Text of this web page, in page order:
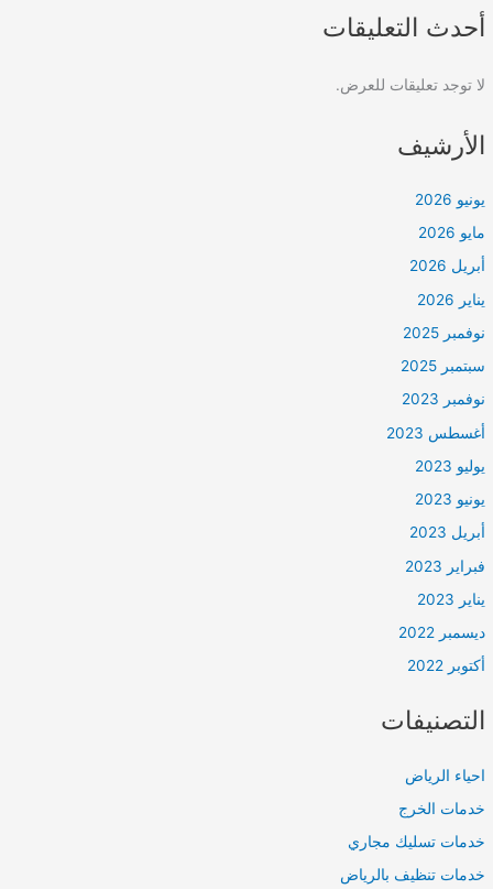
أحدث التعليقات
لا توجد تعليقات للعرض.
الأرشيف
يونيو 2026
مايو 2026
أبريل 2026
يناير 2026
نوفمبر 2025
سبتمبر 2025
نوفمبر 2023
أغسطس 2023
يوليو 2023
يونيو 2023
أبريل 2023
فبراير 2023
يناير 2023
ديسمبر 2022
أكتوبر 2022
التصنيفات
احياء الرياض
خدمات الخرج
خدمات تسليك مجاري
خدمات تنظيف بالرياض